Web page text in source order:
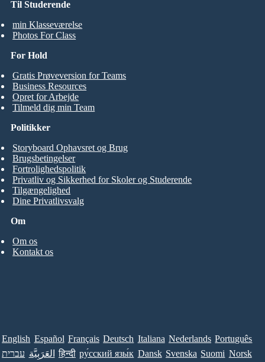
Til Studerende
min Klasseværelse
Photos For Class
For Hold
Gratis Prøveversion for Teams
Business Resources
Opret for Arbejde
Tilmeld dig min Team
Om
Om os
Kontakt os
Politikker
Storyboard Ophavsret og Brug
Brugsbetingelser
Fortrolighedspolitik
Privatliv og Sikkerhed for Skoler og Studerende
Tilgængelighed
Dine Privatlivsvalg
English Español Français Deutsch Italiana Nederlands Português
עברית العَرَبِيَّة हिन्दी ру́сский язы́к Dansk Svenska Suomi Norsk